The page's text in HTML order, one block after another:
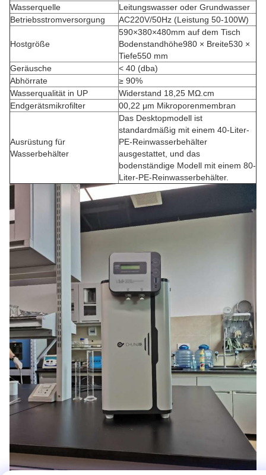
Wasserquelle
Leitungswasser oder Grundwasser
Betriebsstromversorgung
AC220V/50Hz (Leistung 50-100W)
Hostgröße
590×380×480mm auf dem Tisch
Bodenstandhöhe980 × Breite530 ×
Tiefe550 mm
Geräusche
< 40 (dba)
Abhörrate
≥ 90%
Wasserqualität in UP
Widerstand 18,25 MΩ.cm
Endgerätsmikrofilter
00,22 μm Mikroporenmembran
Ausrüstung für
Wasserbehälter
Das Desktopmodell ist
standardmäßig mit einem 40-Liter-
PE-Reinwasserbehälter
ausgestattet, und das
bodenständige Modell mit einem 80-
Liter-PE-Reinwasserbehälter.